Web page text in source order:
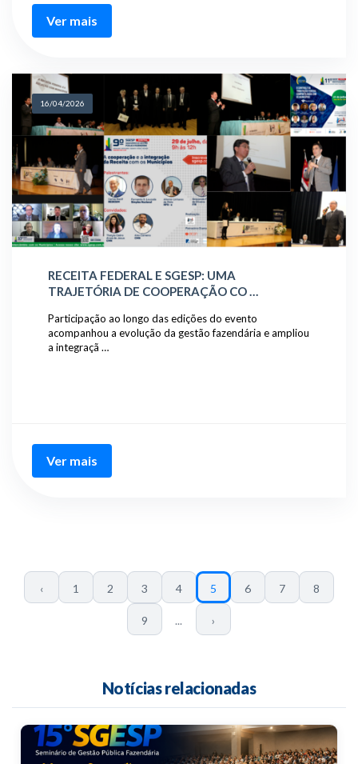
Ver mais
16/04/2026
RECEITA FEDERAL E SGESP: UMA
TRAJETÓRIA DE COOPERAÇÃO CO …
Participação ao longo das edições do evento
acompanhou a evolução da gestão fazendária e ampliou
a integraçã …
Ver mais
‹ 1 2 3 4 5 6 7 8
9 ... ›
Notícias relacionadas